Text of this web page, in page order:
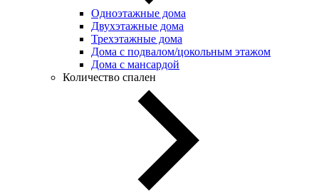
Одноэтажные дома
Двухэтажные дома
Трехэтажные дома
Дома с подвалом/цокольным этажом
Дома с мансардой
Количество спален